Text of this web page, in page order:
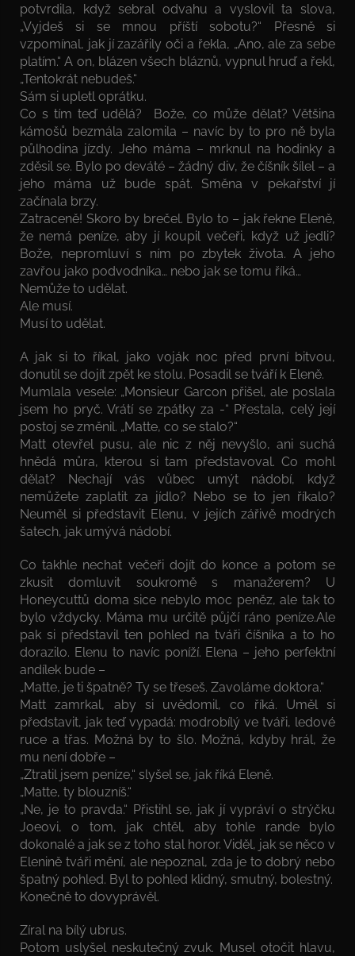
potvrdila, když sebral odvahu a vyslovil ta slova,
„Vyjdeš si se mnou příští sobotu?“ Přesně si
vzpomínal, jak jí zazářily oči a řekla, „Ano, ale za sebe
platím.“ A on, blázen všech bláznů, vypnul hruď a řekl,
„Tentokrát nebudeš.“
Sám si upletl oprátku.
Co s tím teď udělá? Bože, co může dělat? Většina
kámošů bezmála zalomila – navíc by to pro ně byla
půlhodina jízdy. Jeho máma – mrknul na hodinky a
zděsil se. Bylo po deváté – žádný div, že číšník šílel – a
jeho máma už bude spát. Směna v pekařství jí
začínala brzy.
Zatraceně! Skoro by brečel. Bylo to – jak řekne Eleně,
že nemá peníze, aby jí koupil večeři, když už jedli?
Bože, nepromluví s ním po zbytek života. A jeho
zavřou jako podvodníka… nebo jak se tomu říká…
Nemůže to udělat.
Ale musí.
Musí to udělat.
A jak si to říkal, jako voják noc před první bitvou,
donutil se dojít zpět ke stolu. Posadil se tváří k Eleně.
Mumlala vesele: „Monsieur Garcon přišel, ale poslala
jsem ho pryč. Vrátí se zpátky za -“ Přestala, celý její
postoj se změnil. „Matte, co se stalo?“
Matt otevřel pusu, ale nic z něj nevyšlo, ani suchá
hnědá můra, kterou si tam představoval. Co mohl
dělat? Nechají vás vůbec umýt nádobí, když
nemůžete zaplatit za jídlo? Nebo se to jen říkalo?
Neuměl si představit Elenu, v jejích zářivě modrých
šatech, jak umývá nádobí.
Co takhle nechat večeři dojít do konce a potom se
zkusit domluvit soukromě s manažerem? U
Honeycuttů doma sice nebylo moc peněz, ale tak to
bylo vždycky. Máma mu určitě půjčí ráno peníze.Ale
pak si představil ten pohled na tváři číšníka a to ho
dorazilo. Elenu to navíc poníží. Elena – jeho perfektní
andílek bude –
„Matte, je ti špatně? Ty se třeseš. Zavoláme doktora.“
Matt zamrkal, aby si uvědomil, co říká. Uměl si
představit, jak teď vypadá: modrobílý ve tváři, ledové
ruce a třas. Možná by to šlo. Možná, kdyby hrál, že
mu není dobře –
„Ztratil jsem peníze,“ slyšel se, jak říká Eleně.
„Matte, ty blouzníš.“
„Ne, je to pravda.“ Přistihl se, jak jí vypráví o strýčku
Joeovi, o tom, jak chtěl, aby tohle rande bylo
dokonalé a jak se z toho stal horor. Viděl, jak se něco v
Elenině tváři mění, ale nepoznal, zda je to dobrý nebo
špatný pohled. Byl to pohled klidný, smutný, bolestný.
Konečně to dovyprávěl.
Zíral na bílý ubrus.
Potom uslyšel neskutečný zvuk. Musel otočit hlavu,